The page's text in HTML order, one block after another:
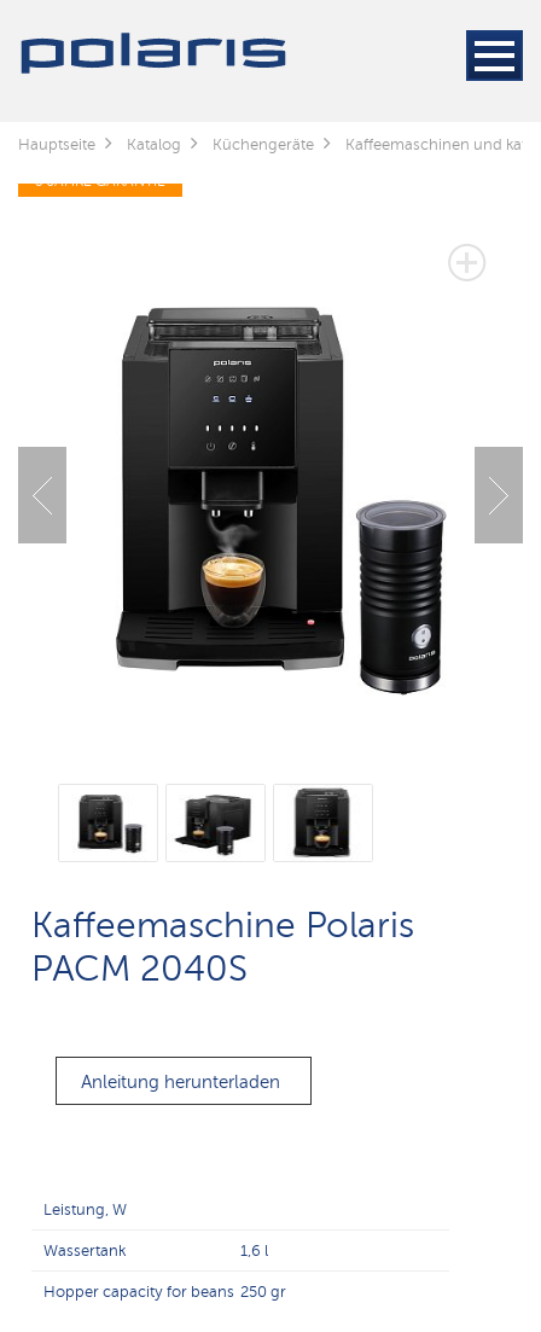
Hauptseite Katalog Küchengeräte Kaffeemaschinen und
3 JAHRE GARANTIE
Kaffeemaschine Polaris
PACM 2040S
Anleitung herunterladen
Leistung, W
Wassertank 1,6 l
Hopper capacity for beans 250 gr